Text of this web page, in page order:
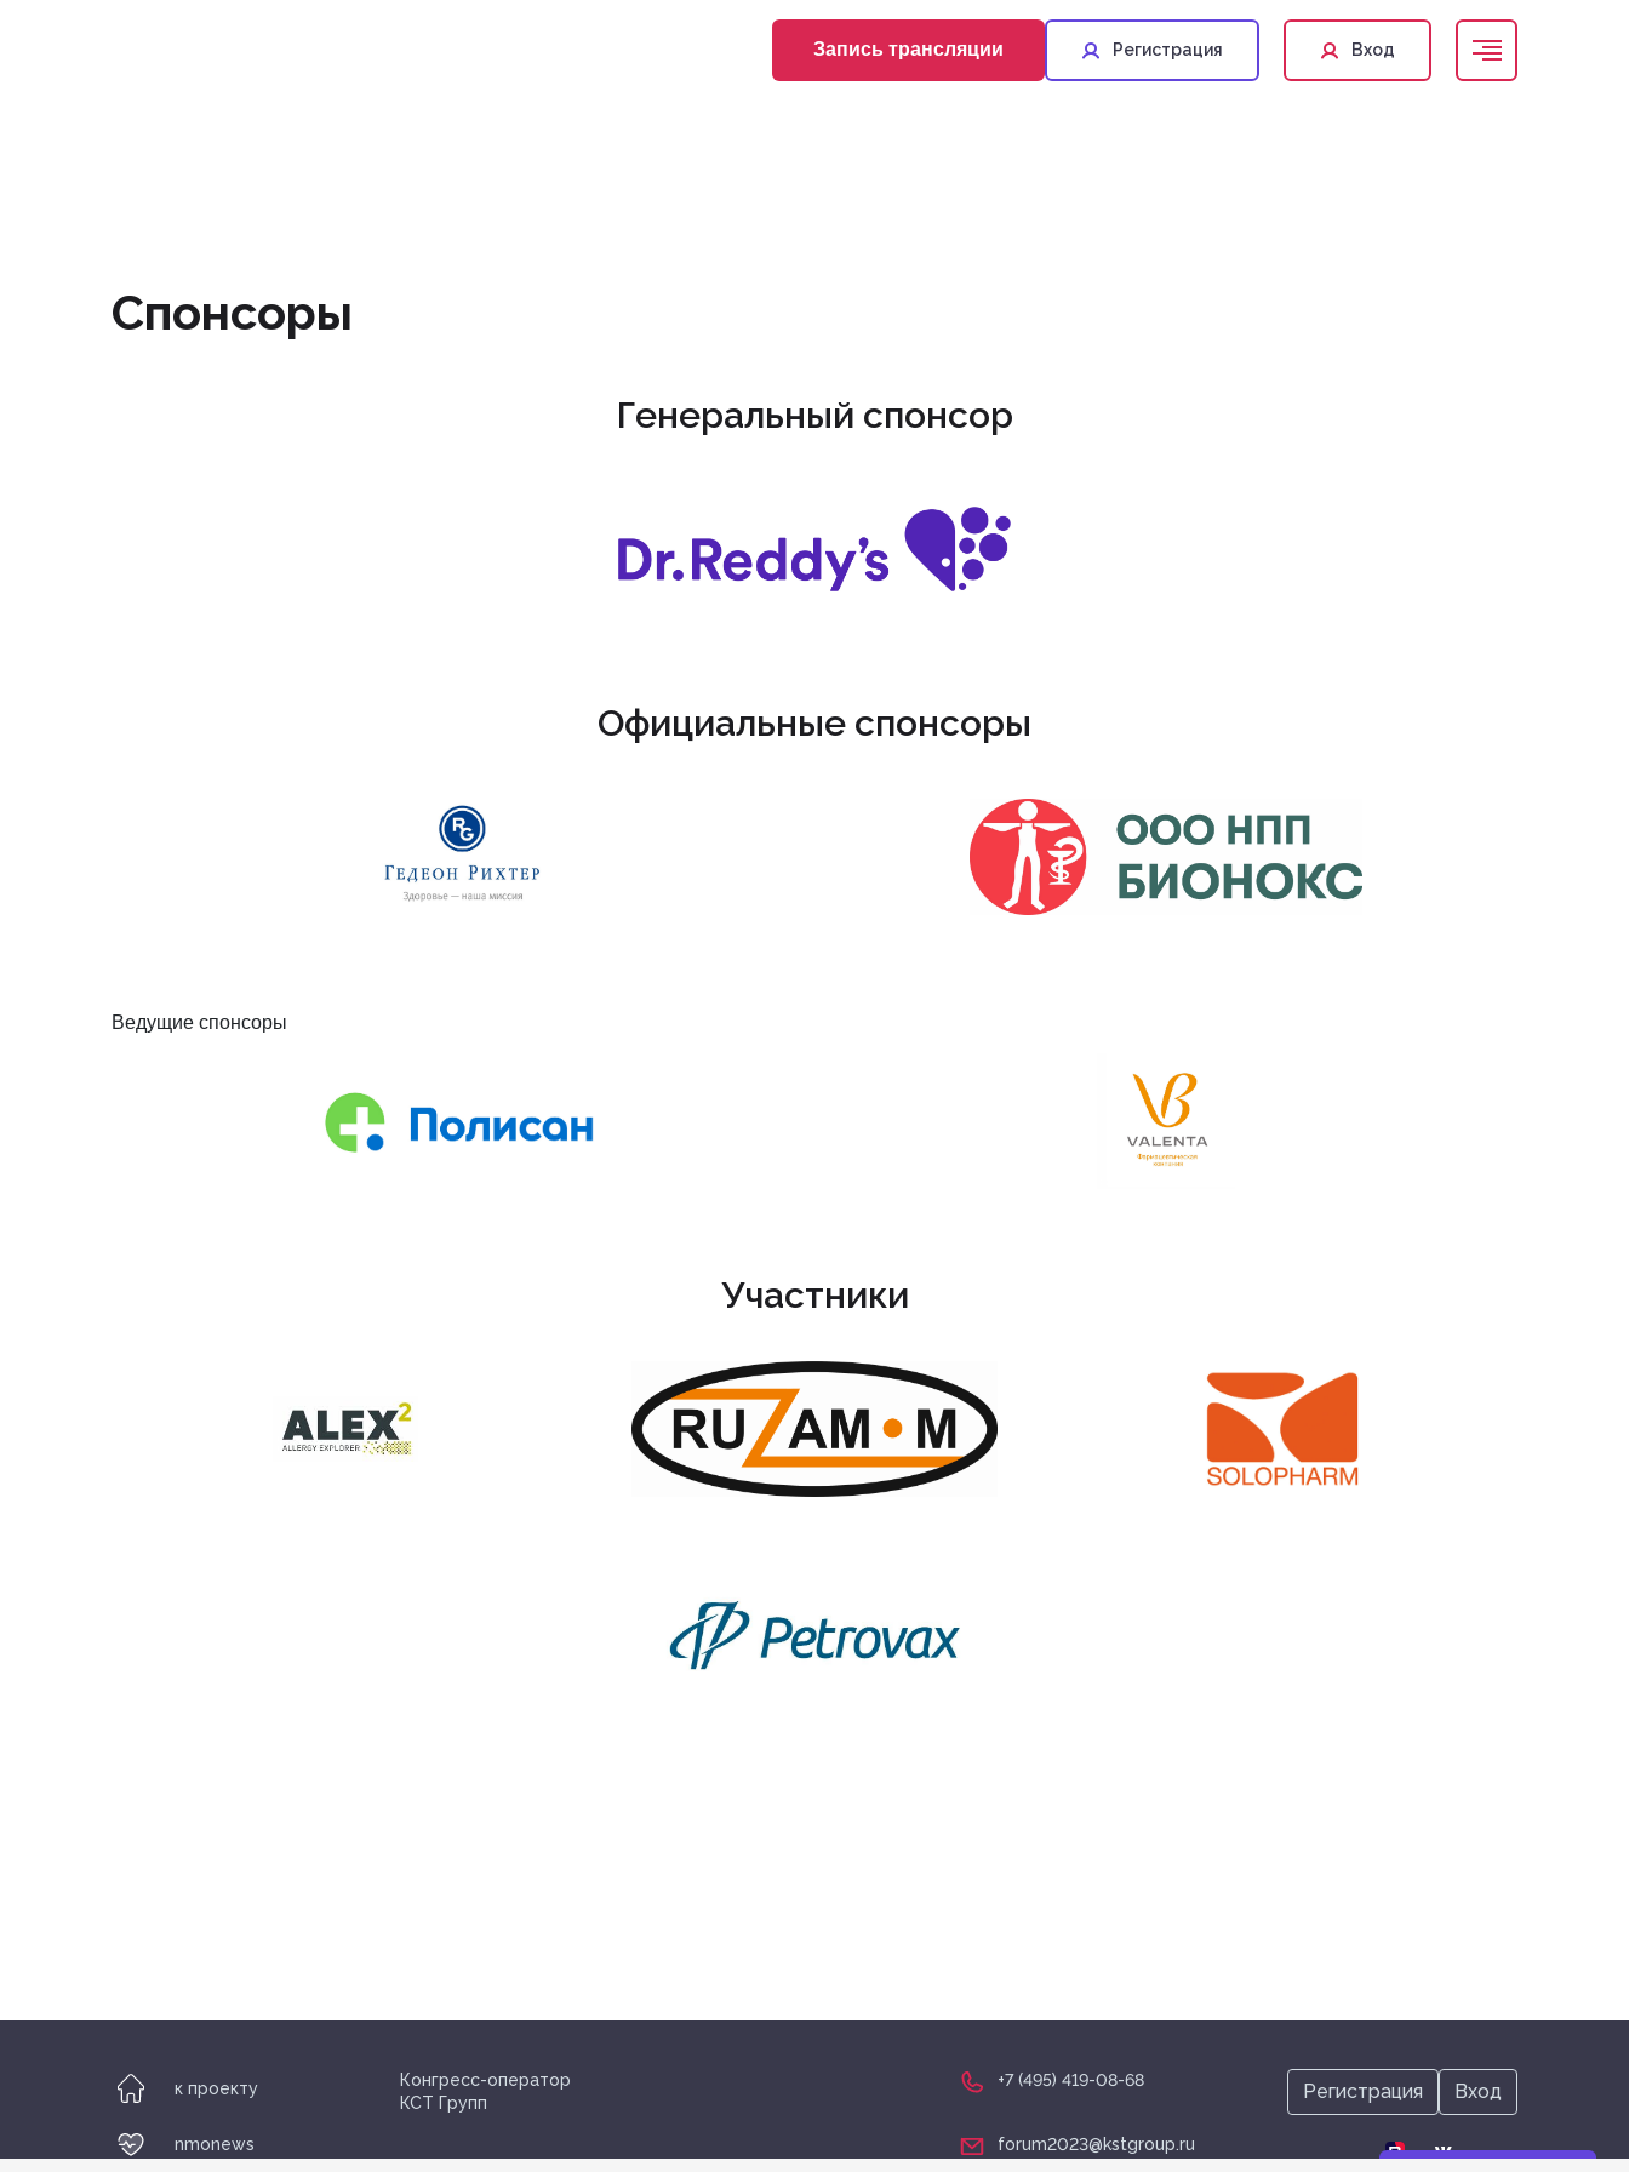
+7 (495) 419-08-68 forum2023@kstgroup.ru
Запись трансляции Регистрация Вход
Спонсоры
Генеральный спонсор
Официальные спонсоры
Ведущие спонсоры
Участники
к проекту
nmonews
Конгресс-оператор
КСТ Групп
+7 (495) 419-08-68
forum2023@kstgroup.ru
Регистрация Вход